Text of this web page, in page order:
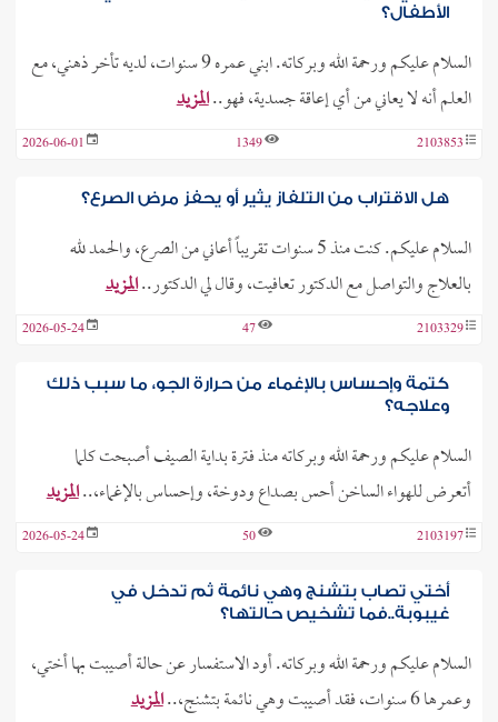
الأطفال؟
السلام عليكم ورحمة الله وبركاته. ابني عمره 9 سنوات، لديه تأخر ذهني، مع
العلم أنه لا يعاني من أي إعاقة جسدية، فهو..المزيد
2103853
1349
2026-06-01
هل الاقتراب من التلفاز يثير أو يحفز مرض الصرع؟
السلام عليكم. كنت منذ 5 سنوات تقريباً أعاني من الصرع، والحمد لله
بالعلاج والتواصل مع الدكتور تعافيت، وقال لي الدكتور..المزيد
2103329
47
2026-05-24
كتمة وإحساس بالإغماء من حرارة الجو، ما سبب ذلك
وعلاجه؟
السلام عليكم ورحمة الله وبركاته منذ فترة بداية الصيف أصبحت كلما
أتعرض للهواء الساخن أحس بصداع ودوخة، وإحساس بالإغماء،..المزيد
2103197
50
2026-05-24
أختي تصاب بتشنج وهي نائمة ثم تدخل في
غيبوبة..فما تشخيص حالتها؟
السلام عليكم ورحمة الله وبركاته. أود الاستفسار عن حالة أصيبت بها أختي،
وعمرها 6 سنوات، فقد أصيبت وهي نائمة بتشنج،..
المزيد